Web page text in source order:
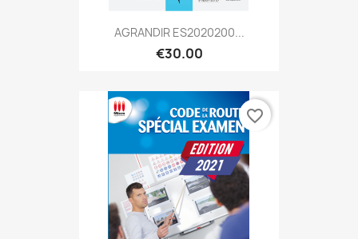
AGRANDIR ES2020200...
€30.00
favorite_border